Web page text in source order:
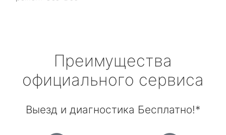
Преимущества
официального сервиса
Выезд и диагностика Бесплатно!*